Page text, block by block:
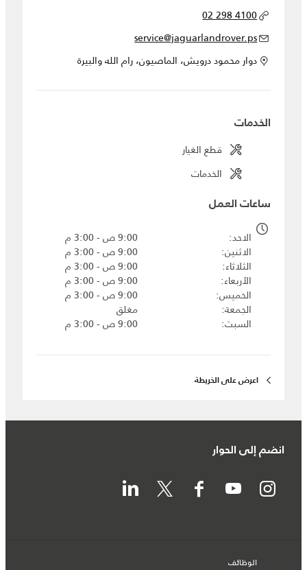
02 298 4100
service@jaguarlandrover.ps
دوار محمود درويش، الماصيون، رام الله والبيرة
الخدمات
قطع الغيار
الخدمات
ساعات العمل
الاحد
9:00 ص - 3:00 م
الاثنين
9:00 ص - 3:00 م
الثلاثاء
9:00 ص - 3:00 م
الأربعاء
9:00 ص - 3:00 م
الخميس
9:00 ص - 3:00 م
الجمعة
مغلق
السبت
9:00 ص - 3:00 م
اعرض على الخريطة
انضم إلى الحوار
الوظائف